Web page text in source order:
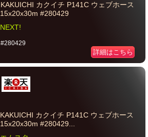
KAKUICHI カクイチ P141C ウェブホース
15x20x30m #280429
NEXT!
#280429
詳細はこちら
KAKUICHI カクイチ P141C ウェブホース
15x20x30m #280429...